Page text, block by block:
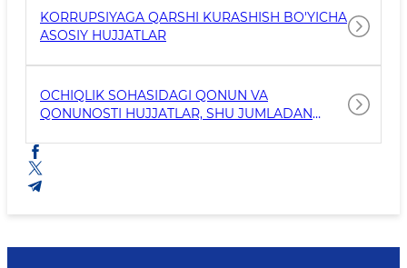
KORRUPSIYAGA QARSHI KURASHISH BO'YICHA
ASOSIY HUJJATLAR
OCHIQLIK SOHASIDAGI QONUN VA
QONUNOSTI HUJJATLAR, SHU JUMLADAN